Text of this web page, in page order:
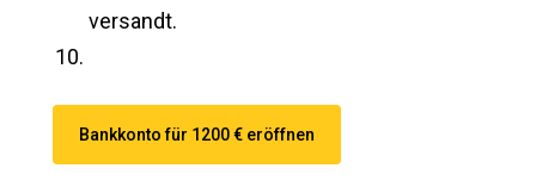
versandt.
Bankkonto für 1200 € eröffnen